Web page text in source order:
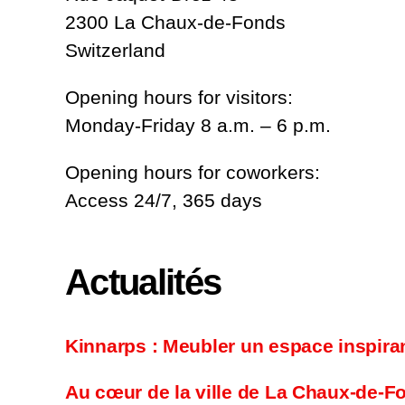
2300 La Chaux-de-Fonds
Switzerland
Opening hours for visitors:
Monday-Friday 8 a.m. – 6 p.m.
Opening hours for coworkers:
Access 24/7, 365 days
Actualités
Kinnarps : Meubler un espace
Au cœur de la ville de La Chaux-de-